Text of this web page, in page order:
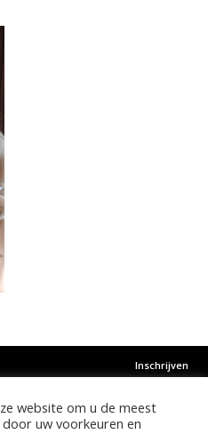
Inschrijven
website om u de meest
uw voorkeuren en